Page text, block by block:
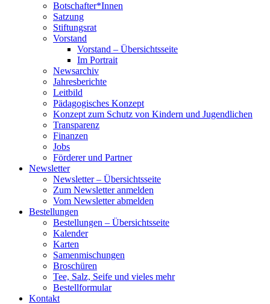
Botschafter*Innen
Satzung
Stiftungsrat
Vorstand
Vorstand – Übersichtsseite
Im Portrait
Newsarchiv
Jahresberichte
Leitbild
Pädagogisches Konzept
Konzept zum Schutz von Kindern und Jugendlichen
Transparenz
Finanzen
Jobs
Förderer und Partner
Newsletter
Newsletter – Übersichtsseite
Zum Newsletter anmelden
Vom Newsletter abmelden
Bestellungen
Bestellungen – Übersichtsseite
Kalender
Karten
Samenmischungen
Broschüren
Tee, Salz, Seife und vieles mehr
Bestellformular
Kontakt